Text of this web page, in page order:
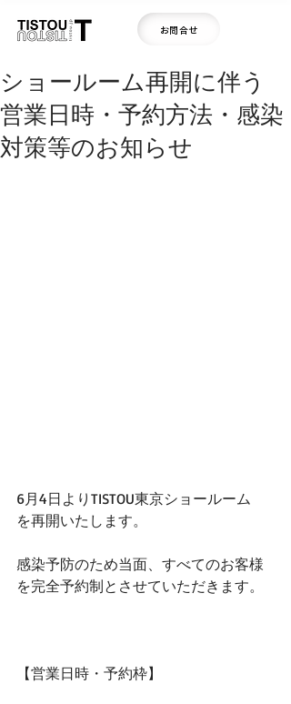
お問合せ
ショールーム再開に伴う
営業日時・予約方法・感染
対策等のお知らせ
6月4日よりTISTOU東京ショールーム
を﻿再開いたします。﻿
感染予防のため当面、すべてのお客様
を﻿完全予約制とさせていただきます。﻿
【営業日時・予約枠】﻿